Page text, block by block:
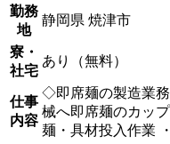
勤務
地
静岡県 焼津市
寮・
社宅
あり（無料）
仕事
内容
◇即席麺の製造業
械へ即席麺のカッ
麺・具材投入作業